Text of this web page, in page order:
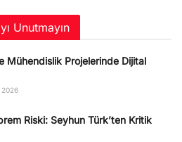
Unutmayın
Mühendislik Projelerinde Dijital
2026
Riski: Seyhun Türk’ten Kritik